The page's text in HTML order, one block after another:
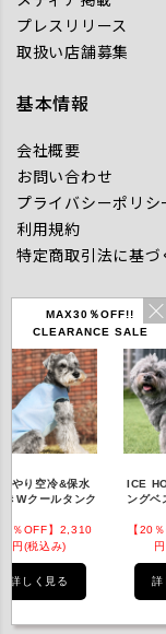
MAX30％OFF!!
CLEARANCE SALE
り空冷&保水
Wクールタンク
OFF】2,310
円(税込み)
詳しく見る
ICE
ングベ
【20％
円(
詳
プレスリリース
取扱い店舗募集
基本情報
会社概要
お問い合わせ
プライバシーポリシ
利用規約
特定商取引法に基づ